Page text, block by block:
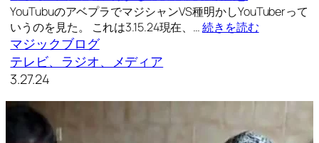
YouTubuのアベプラでマジシャンVS種明かしYouTuberって
いうのを見た。 これは3.15.24現在、…続きを読む
マジックブログ
テレビ、ラジオ、メディア
3.27.24